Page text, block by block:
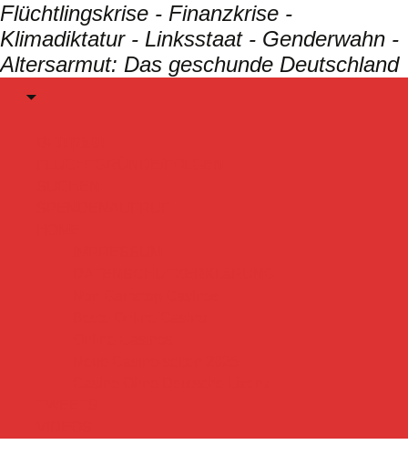
Flüchtlingskrise - Finanzkrise -
Klimadiktatur - Linksstaat - Genderwahn -
Altersarmut: Das geschunde Deutschland
Menu